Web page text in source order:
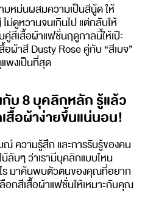
มหม่นผสมความเป็นสีนู้ด ให้
ม่ดูหวานจนเกินไป แต่กลับให้
สีเสื้อผ้าแฟชั่นฤดูกาลนี้ให้เป๊ะ
อผ้าสี Dusty Rose คู่กับ “สีเบจ”
พงเป็นที่สุด
บ 8 บุคลิกหลัก รู้แล้ว
สื้อผ้าง่ายขึ้นแน่นอน!
ความรู้สึก และการรับรู้ของคน
บ้ลับๆ ว่าเรามีบุคลิกแบบไหน
ร มาค้นพบตัวตนของคุณที่อยาก
อกสีเสื้อผ้าแฟชั่นให้เหมาะกับคุณ